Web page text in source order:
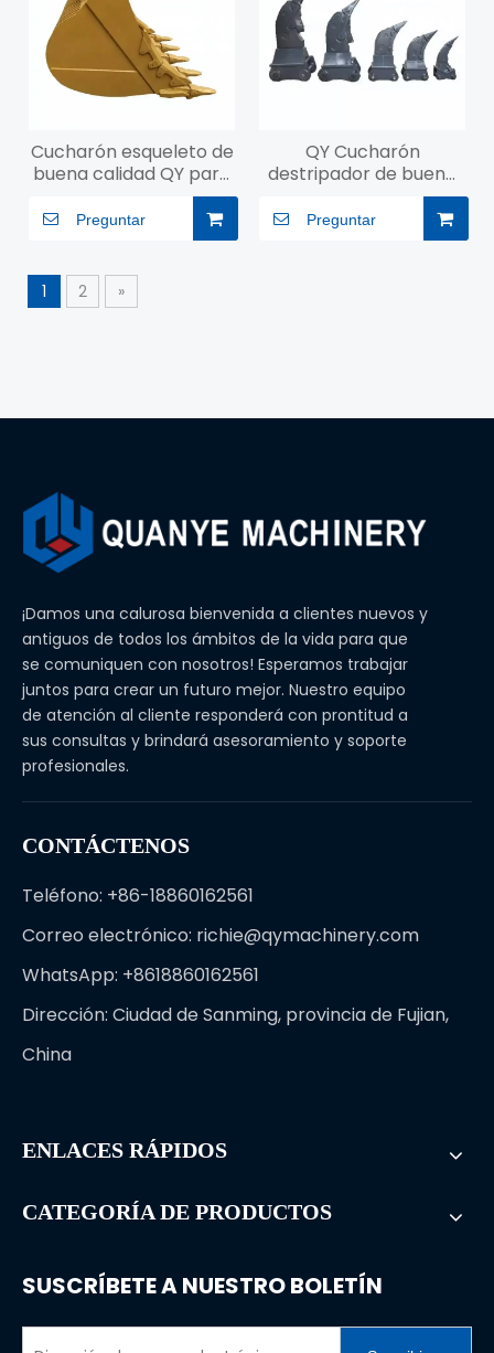
Cucharón esqueleto de
buena calidad QY para
Preguntar
QY Cucharón
destripador de buena
excavadora 1-100
Preguntar
1 2 »
¡Damos una calurosa bienvenida a clientes nuevos y
antiguos de todos los ámbitos de la vida para que
se comuniquen con nosotros! Esperamos trabajar
juntos para crear un futuro mejor. Nuestro equipo
de atención al cliente responderá con prontitud a
sus consultas y brindará asesoramiento y soporte
profesionales.
CONTÁCTENOS
Teléfono: +86-18860162561
Correo electrónico: richie@qymachinery.com
WhatsApp: +8618860162561
Dirección: Ciudad de Sanming, provincia de Fujian,
China
ENLACES RÁPIDOS
CATEGORÍA DE PRODUCTOS
SUSCRÍBETE A NUESTRO BOLETÍN